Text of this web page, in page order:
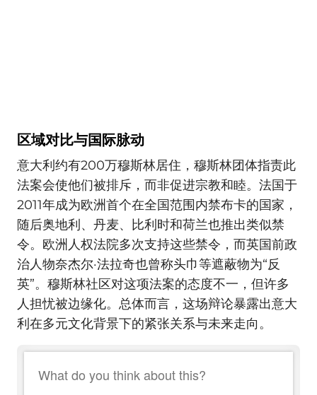
区域对比与国际脉动
意大利约有200万穆斯林居住，穆斯林团体指责此
法案会使他们被排斥，而非促进宗教和睦。法国于
2011年成为欧洲首个在全国范围内禁布卡的国家，
随后奥地利、丹麦、比利时和荷兰也推出类似禁
令。欧洲人权法院多次支持这些禁令，而英国前政
治人物奈杰尔·法拉奇也曾称头巾等遮蔽物为“反
英”。穆斯林社区对这项法案的态度不一，但许多
人担忧被边缘化。总体而言，这场辩论暴露出意大
利在多元文化背景下的紧张关系与未来走向。